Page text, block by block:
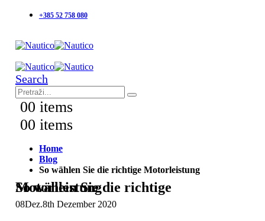
+385 52 758 080
Search
00 items
00 items
Home
Blog
So wählen Sie die richtige Motorleistung
So wählen Sie die richtige Motorleistung
08Dez.8th Dezember 2020